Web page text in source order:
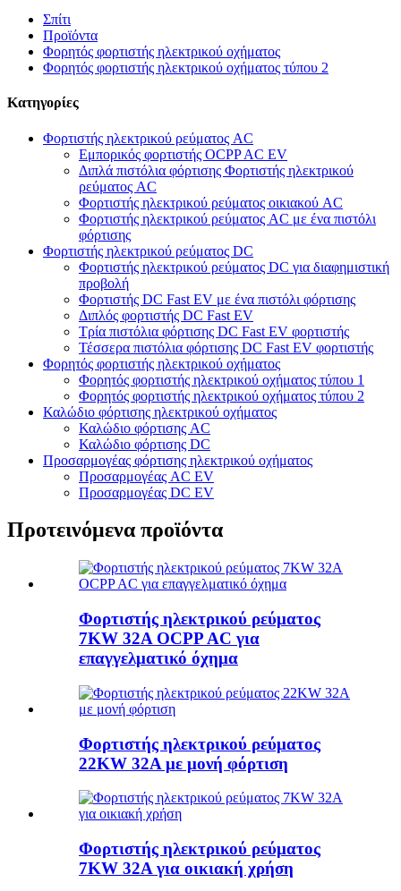
Σπίτι
Προϊόντα
Φορητός φορτιστής ηλεκτρικού οχήματος
Φορητός φορτιστής ηλεκτρικού οχήματος τύπου 2
Κατηγορίες
Φορτιστής ηλεκτρικού ρεύματος AC
Εμπορικός φορτιστής OCPP AC EV
Διπλά πιστόλια φόρτισης Φορτιστής ηλεκτρικού
ρεύματος AC
Φορτιστής ηλεκτρικού ρεύματος οικιακού AC
Φορτιστής ηλεκτρικού ρεύματος AC με ένα πιστόλι
φόρτισης
Φορτιστής ηλεκτρικού ρεύματος DC
Φορτιστής ηλεκτρικού ρεύματος DC για διαφημιστική
προβολή
Φορτιστής DC Fast EV με ένα πιστόλι φόρτισης
Διπλός φορτιστής DC Fast EV
Τρία πιστόλια φόρτισης DC Fast EV φορτιστής
Τέσσερα πιστόλια φόρτισης DC Fast EV φορτιστής
Φορητός φορτιστής ηλεκτρικού οχήματος
Φορητός φορτιστής ηλεκτρικού οχήματος τύπου 1
Φορητός φορτιστής ηλεκτρικού οχήματος τύπου 2
Καλώδιο φόρτισης ηλεκτρικού οχήματος
Καλώδιο φόρτισης AC
Καλώδιο φόρτισης DC
Προσαρμογέας φόρτισης ηλεκτρικού οχήματος
Προσαρμογέας AC EV
Προσαρμογέας DC EV
Προτεινόμενα προϊόντα
Φορτιστής ηλεκτρικού ρεύματος
7KW 32A OCPP AC για
επαγγελματικό όχημα
Φορτιστής ηλεκτρικού ρεύματος
22KW 32A με μονή φόρτιση
Φορτιστής ηλεκτρικού ρεύματος
7KW 32A για οικιακή χρήση